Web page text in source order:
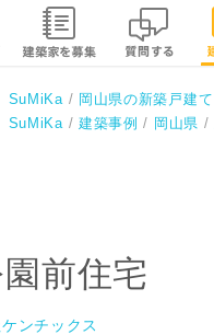
SuMiKa 岡山県の新築戸建て
SuMiKa
建築事例 岡山県
前住宅
ケンチックス
前住宅
ンチックス